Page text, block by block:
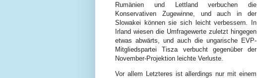
Rumänien und Lettland verbuchen die
Konservativen Zugewinne, und auch in der
Slowakei können sie sich leicht verbessern. In
Irland wiesen die Umfragewerte zuletzt hingegen
etwas abwärts, und auch die ungarische EVP-
Mitgliedspartei Tisza verbucht gegenüber der
November-Projektion leichte Verluste.
Vor allem Letzteres ist allerdings nur mit einem